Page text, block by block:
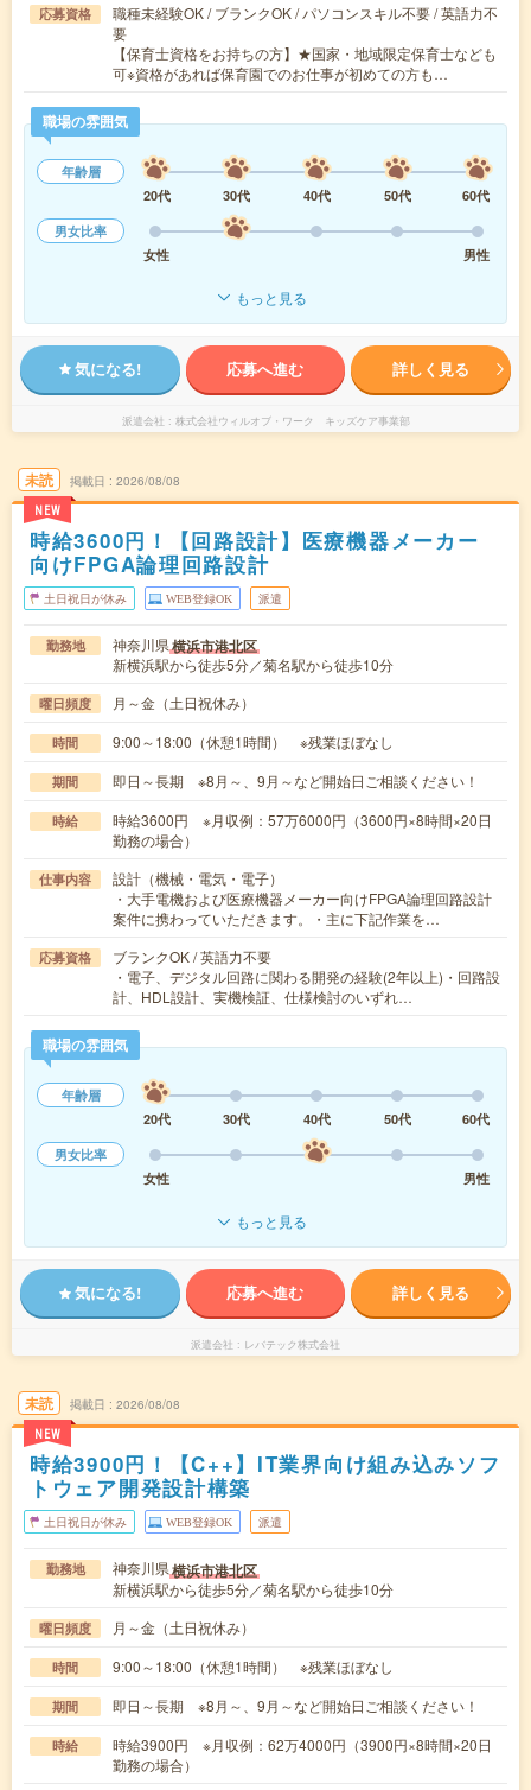
応募資格
職種未経験OK / ブランクOK / パソコンスキル不要 / 英語力不
要
【保育士資格をお持ちの方】★国家・地域限定保育士なども
可※資格があれば保育園でのお仕事が初めての方も…
職場の雰囲気
年齢層
20代
30代 40代 50代
60代
男女比率
女性
男性
もっと見る
気になる! 応募へ進む 詳しく見る
派遣会社 株式会社ウィルオブ・ワーク キッズケア事業部
未読
NEW
掲載日 2026/08/08
時給3600円！【回路設計】医療機器メーカー
向けFPGA論理回路設計
土日祝日が休み WEB登録OK 派遣
勤務地 神奈川県横浜市港北区
新横浜駅から徒歩5分／菊名駅から徒歩10分
曜日頻度 月～金（土日祝休み）
時間 9:00～18:00（休憩1時間） ※残業ほぼなし
期間 即日～長期 ※8月～、9月～など開始日ご相談ください！
時給
時給3600円 ※月収例：57万6000円（3600円×8時間×20日
勤務の場合）
仕事内容
設計（機械・電気・電子）
・大手電機および医療機器メーカー向けFPGA論理回路設計
案件に携わっていただきます。・主に下記作業を…
応募資格
ブランクOK / 英語力不要
・電子、デジタル回路に関わる開発の経験(2年以上)・回路設
計、HDL設計、実機検証、仕様検討のいずれ…
職場の雰囲気
年齢層
20代
30代 40代 50代
60代
男女比率
女性
男性
もっと見る
気になる! 応募へ進む 詳しく見る
派遣会社 レバテック株式会社
未読
NEW
掲載日 2026/08/08
時給3900円！【C++】IT業界向け組み込みソフ
トウェア開発設計構築
土日祝日が休み WEB登録OK 派遣
勤務地 神奈川県横浜市港北区
新横浜駅から徒歩5分／菊名駅から徒歩10分
曜日頻度 月～金（土日祝休み）
時間 9:00～18:00（休憩1時間） ※残業ほぼなし
期間 即日～長期 ※8月～、9月～など開始日ご相談ください！
時給
時給3900円 ※月収例：62万4000円（3900円×8時間×20日
勤務の場合）